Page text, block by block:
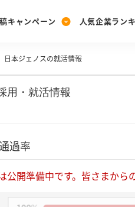
キャンペーン
Post
投稿する
人気企業ラン
Ranking
ランキングを見る
投票する
PickUp
注目の企業特集
動画で知ろう！業界・企業
日本ジェノスの就活情報
用・就活情報
過率
公開準備中です。皆さまから